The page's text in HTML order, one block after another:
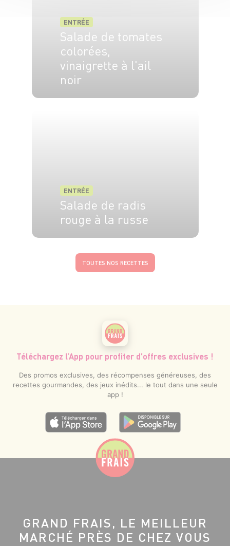
ENTRÉE
Salade de tomates
colorées,
vinaigrette à l'ail
noir
ENTRÉE
Salade de radis
rouge à la russe
TOUTES NOS RECETTES
Téléchargez l’App pour profiter d’offres exclusives !
Des promos exclusives, des récompenses généreuses, des
recettes gourmandes, des jeux inédits... le tout dans une seule
app !
GRAND FRAIS, LE MEILLEUR
MARCHÉ PRÈS DE CHEZ VOUS